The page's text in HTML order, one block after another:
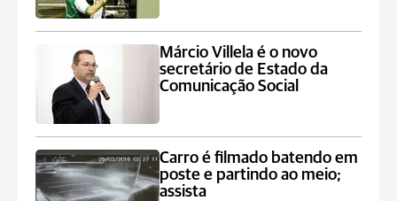
Márcio Villela é o novo
secretário de Estado da
Comunicação Social
Carro é filmado batendo em
poste e partindo ao meio;
assista